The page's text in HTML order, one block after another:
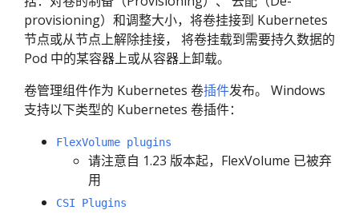
provisioning）和调整大小，将卷挂接到 Kubernetes
节点或从节点上解除挂接， 将卷挂载到需要持久数据的
Pod 中的某容器上或从容器上卸载。
卷管理组件作为 Kubernetes 卷插件发布。 Windows
支持以下类型的 Kubernetes 卷插件：
FlexVolume plugins
请注意自 1.23 版本起，FlexVolume 已被弃
用
CSI Plugins